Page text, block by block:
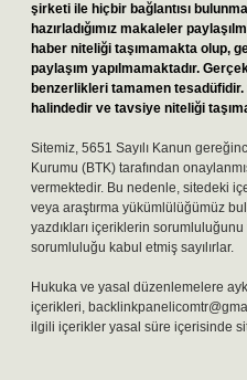
şirketi ile hiçbir bağlantısı
hazırladığımız makaleler
haber niteliği taşımamakta olup,
paylaşım yapılmamaktadır.
benzerlikleri tamamen
halindedir ve tavsiye niteliği
Sitemiz, 5651 Sayılı Kanun
Kurumu (BTK) tarafından
vermektedir. Bu nedenle, sitedeki
veya araştırma yükümlülüğümüz
yazdıkları içeriklerin
sorumluluğu kabul etmiş sayılırlar.
Hukuka ve yasal düzenlemelere
içerikleri,
ilgili içerikler yasal süre içerisinde